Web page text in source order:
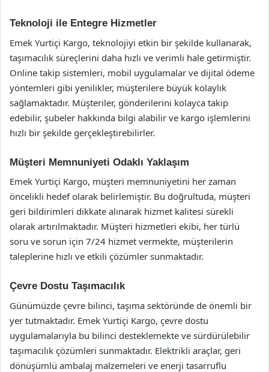
Teknoloji ile Entegre Hizmetler
Emek Yurtiçi Kargo, teknolojiyi etkin bir şekilde kullanarak,
taşımacılık süreçlerini daha hızlı ve verimli hale getirmiştir.
Online takip sistemleri, mobil uygulamalar ve dijital ödeme
yöntemleri gibi yenilikler, müşterilere büyük kolaylık
sağlamaktadır. Müşteriler, gönderilerini kolayca takip
edebilir, şubeler hakkında bilgi alabilir ve kargo işlemlerini
hızlı bir şekilde gerçekleştirebilirler.
Müşteri Memnuniyeti Odaklı Yaklaşım
Emek Yurtiçi Kargo, müşteri memnuniyetini her zaman
öncelikli hedef olarak belirlemiştir. Bu doğrultuda, müşteri
geri bildirimleri dikkate alınarak hizmet kalitesi sürekli
olarak artırılmaktadır. Müşteri hizmetleri ekibi, her türlü
soru ve sorun için 7/24 hizmet vermekte, müşterilerin
taleplerine hızlı ve etkili çözümler sunmaktadır.
Çevre Dostu Taşımacılık
Günümüzde çevre bilinci, taşıma sektöründe de önemli bir
yer tutmaktadır. Emek Yurtiçi Kargo, çevre dostu
uygulamalarıyla bu bilinci desteklemekte ve sürdürülebilir
taşımacılık çözümleri sunmaktadır. Elektrikli araçlar, geri
dönüşümlü ambalaj malzemeleri ve enerji tasarruflu